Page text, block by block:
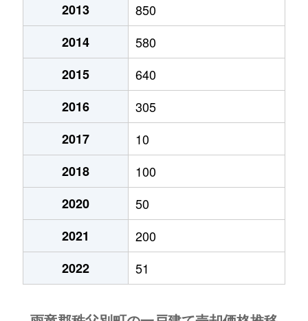
2013
850
2014
580
2015
640
2016
305
2017
10
2018
100
2020
50
2021
200
2022
51